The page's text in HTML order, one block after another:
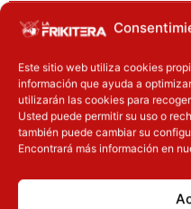
Este sitio web utiliza cookies
información que ayuda a
utilizarán las cookies para
Usted puede permitir su uso o
también puede cambiar su
Encontrará más información en
Dimensiones
OTROS
El precio original era: 32.90€.
El precio actual es: 26.32€.